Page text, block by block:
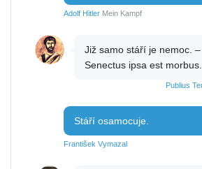
Adolf Hitler Mein Kampf
Již samo stáří je nemoc. –
Senectus ipsa est morbus.
Publius
Stáří osamocuje.
František Vymazal